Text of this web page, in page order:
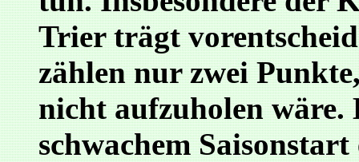
Trier trägt
zählen nur zwei
nicht aufzuholen wäre.
schwachem